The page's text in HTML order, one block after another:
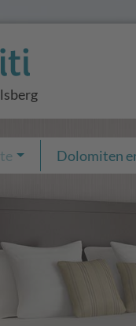
Dolomiten